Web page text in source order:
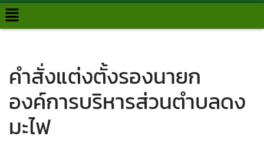
Skip
คำสั่งแต่งตั้งรองนายก
องค์การบริหารส่วนตำบลดง
มะไฟ